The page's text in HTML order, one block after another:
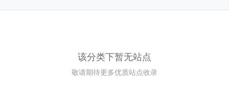
该分类下暂无站点
敬请期待更多优质站点收录